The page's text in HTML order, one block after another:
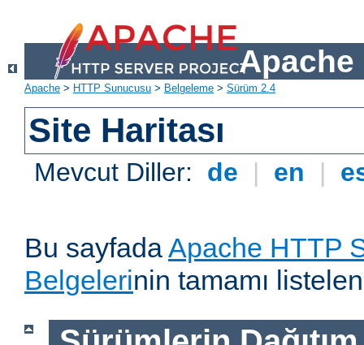
Apache
Apache > HTTP Sunucusu > Belgeleme > Sürüm 2.4
Site Haritası
Mevcut Diller: de | en |
Bu sayfadaApache HTTP
Belgelerinin tamamı